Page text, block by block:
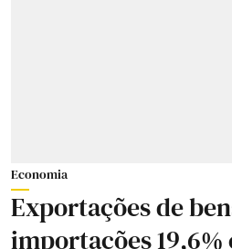
Economia
Exportações de
importações